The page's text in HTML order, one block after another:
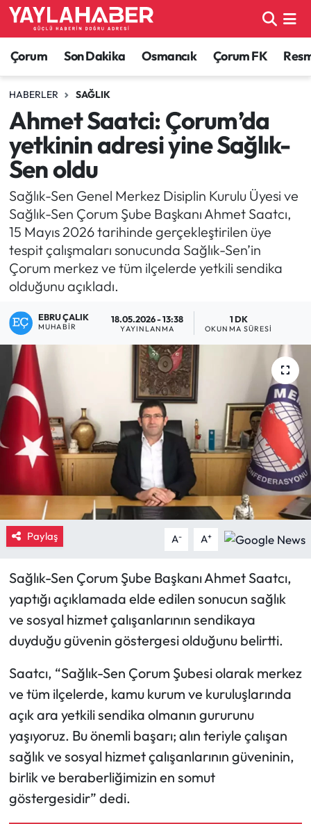
Çorum Son Dakika Osmancık Çorum FK
HABERLER SAĞLIK
Ahmet Saatci: Çorum’da
yetkinin adresi yine Sağlık-
Sen oldu
Sağlık-Sen Genel Merkez Disiplin Kurulu Üyesi ve
Sağlık-Sen Çorum Şube Başkanı Ahmet Saatcı,
15 Mayıs 2026 tarihinde gerçekleştirilen üye
tespit çalışmaları sonucunda Sağlık-Sen’in
Çorum merkez ve tüm ilçelerde yetkili sendika
olduğunu açıkladı.
EBRU ÇALIK
MUHABIR
18.05.2026 - 13:38
YAYINLANMA
1 DK
OKUNMA SÜRESI
Paylaş A- A+
Sağlık-Sen Çorum Şube Başkanı Ahmet Saatcı,
yaptığı açıklamada elde edilen sonucun sağlık
ve sosyal hizmet çalışanlarının sendikaya
duyduğu güvenin göstergesi olduğunu belirtti.
Saatcı, “Sağlık-Sen Çorum Şubesi olarak merkez
ve tüm ilçelerde, kamu kurum ve kuruluşlarında
açık ara yetkili sendika olmanın gururunu
yaşıyoruz. Bu önemli başarı; alın teriyle çalışan
sağlık ve sosyal hizmet çalışanlarının güveninin,
birlik ve beraberliğimizin en somut
göstergesidir” dedi.
Alaca Haberleri
Bayat Haberleri
Bilgi - Keşfet Haberleri
Bilim ve Teknoloji
Boğazkale Haberleri
Çorum Haberleri
Çorum Son Dakika Haberleri
Ekonomi
Güncel
İskilip Haberleri
Kargı Haberleri
Kimdir?
Kültür Sanat
Laçin Haberleri
Magazin
Oğuzlar Haberleri
Ortaköy Haberleri
Osmancık Haberleri
Otomotiv
Çorum Nöbetçi Eczaneler
Çorum Hava Durumu
Çorum Namaz Vakitleri
Çorum Trafik Yoğunluk Haritası
TFF 1.Lig Puan Durumu ve Fikstür
Tüm Manşetler
Son Dakika Haberleri